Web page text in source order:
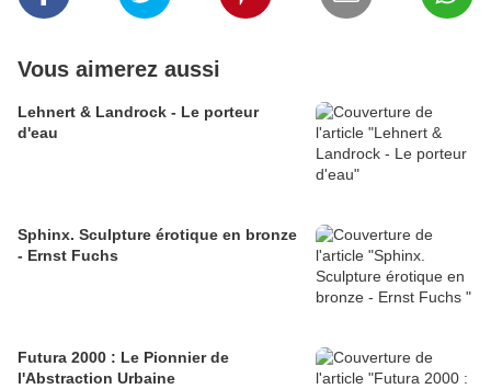
Vous aimerez aussi
Lehnert & Landrock - Le porteur
d'eau
Sphinx. Sculpture érotique en bronze
- Ernst Fuchs
Futura 2000 : Le Pionnier de
l'Abstraction Urbaine